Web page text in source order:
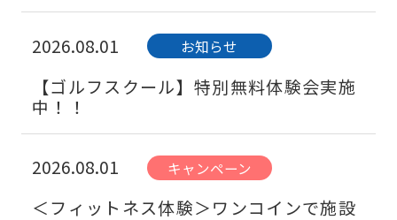
2026.08.01 お知らせ
【ゴルフスクール】特別無料体験会実施
中！！
2026.08.01 キャンペーン
＜フィットネス体験＞ワンコインで施設